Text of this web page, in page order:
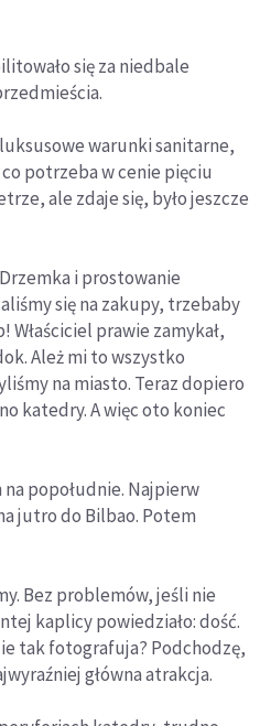
się za niedbale
warunki sanitarne,
potrzeba w cenie pięciu
ale zdaje się, było jeszcze
i prostowanie
się na zakupy, trzebaby
Właściciel prawie zamykał,
Ależ mi to wszystko
na miasto. Teraz dopiero
katedry. A więc oto koniec
na popołudnie. Najpierw
jutro do Bilbao. Potem
Bez problemów, jeśli nie
kaplicy powiedziało: dość.
tak fotografuja? Podchodzę,
główna atrakcja.